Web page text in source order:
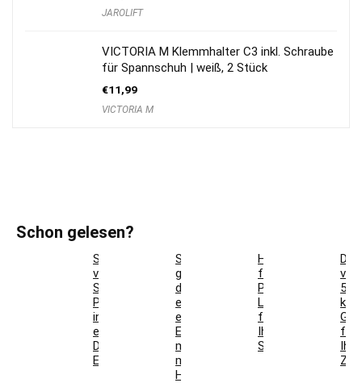
JAROLIFT
VICTORIA M Klemmhalter C3 inkl. Schraube
für Spannschuh | weiß, 2 Stück
€11,99
VICTORIA M
Schon gelesen?
So
verwandeln
Sie
Pflanzgefäße
in
einzigartige
Deko-
Elemente
So
gestaltest
du
ein
einladendes
Esszimmer
mit
modernen
Holzmöbeln
Hotelbettwäsche
für
Privatkunden:
Luxus
für
Ihr
Schlafzimmer
5
für
Ihr